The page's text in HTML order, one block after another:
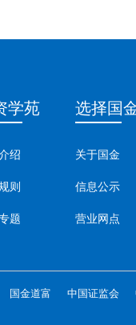
学苑
绍
则
题
选择国
关于国金
信息公示
营业网点
国金道富 中国证监会